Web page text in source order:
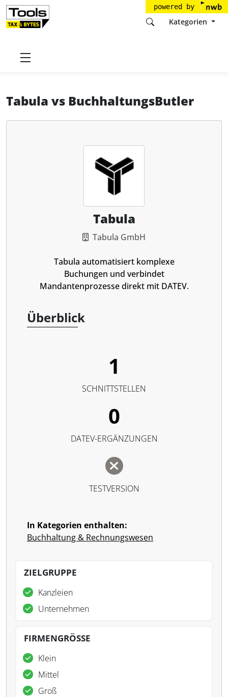
powered by
Kategorien
Startseite
Tabula vs BuchhaltungsButler
Tabula
Tabula GmbH
Tabula automatisiert komplexe
Buchungen und verbindet
Mandantenprozesse direkt mit DATEV.
Überblick
1
SCHNITTSTELLEN
0
DATEV-ERGÄNZUNGEN
TESTVERSION
In Kategorien enthalten:
Buchhaltung & Rechnungswesen
ZIELGRUPPE
Kanzleien
Unternehmen
FIRMENGRÖSSE
Klein
Mittel
Groß